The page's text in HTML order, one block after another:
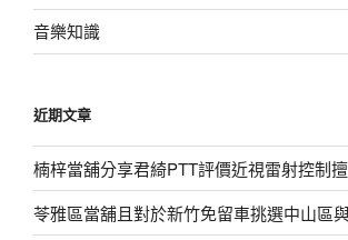
音樂知識
近期文章
楠梓當舖分享君綺PTT評價近視雷射控制
苓雅區當舖且對於新竹免留車挑選中山區